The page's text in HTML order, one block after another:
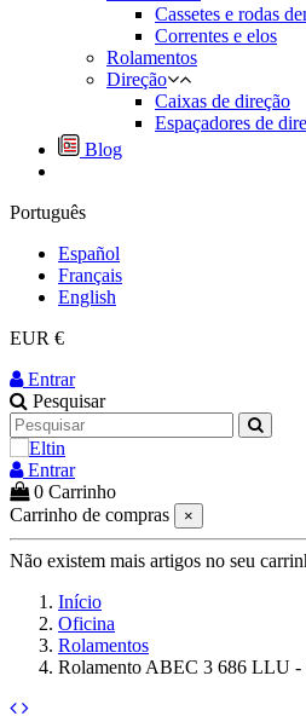
Cassetes e rodas
Correntes e elos
Rolamentos
Direção
Caixas de direção
Espaçadores de
Blog
Português
Español
Français
English
EUR €
Entrar
Pesquisar
Entrar
0 Carrinho
Carrinho de compras
×
Não existem mais artigos no seu
Início
Oficina
Rolamentos
Rolamento ABEC 3 686 LLU -